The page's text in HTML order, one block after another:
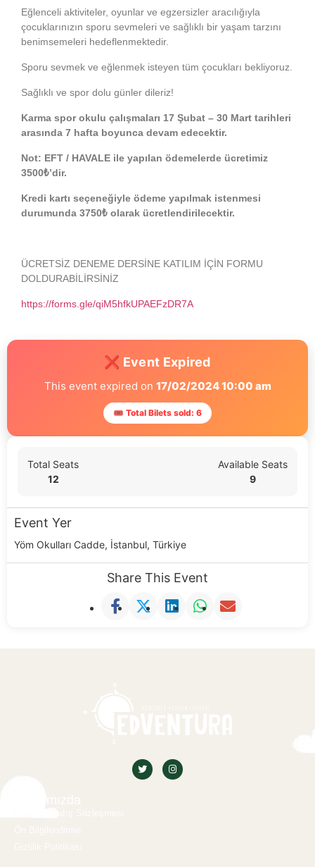
Eğlenceli aktiviteler, oyunlar ve egzersizler aracılığıyla
çocuklarınızın sporu sevmeleri ve sağlıklı bir yaşam tarzını
benimsemeleri hedeflenmektedir.
Sporu sevmek ve eğlenmek isteyen tüm çocukları bekliyoruz.
Sağlıklı ve spor dolu günler dileriz!
Karma spor okulu çalışmaları 17 Şubat – 30 Mart tarihleri
arasında 7 hafta boyunca devam edecektir.
Not: EFT / HAVALE ile yapılan ödemelerde ücretimiz
3500₺’dir.
Kredi kartı seçeneğiyle ödeme yapılmak istenmesi
durumunda 3750₺ olarak ücretlendirilecektir.
ÜCRETSİZ DENEME DERSİNE KATILIM İÇİN FORMU
DOLDURABİLİRSİNİZ
https://forms.gle/qiM5hfkUPAEFzDR7A
❌ Event Expired
This event expired on 17/02/2024 10:00 am
🎟 Total Bilets sold: 6
Total Seats
12
Available Seats
9
Event Yer
Yöm Okulları Cadde, İstanbul, Türkiye
Share This Event